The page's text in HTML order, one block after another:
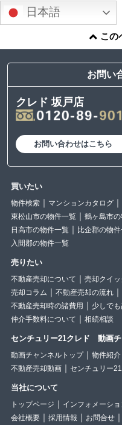
日本語
この
お問い
クレド 坂戸店
お問い合わせはこちら
買いたい
物件検索 マンションカタログ
東松山市の物件一覧
鶴ヶ島市
日高市の物件一覧
比企郡の物
入間郡の物件一覧
売りたい
不動産売却について 売却クイ
売却コラム
不動産売却の流れ
不動産売却時の諸費用
少しで
仲介手数料について
相続相談
センチュリー21クレド 動画
動画チャンネルトップ 物件紹介
不動産売却動画
センチュリー
当社について
トップページ インフォメーショ
会社概要
採用情報 お問合せ